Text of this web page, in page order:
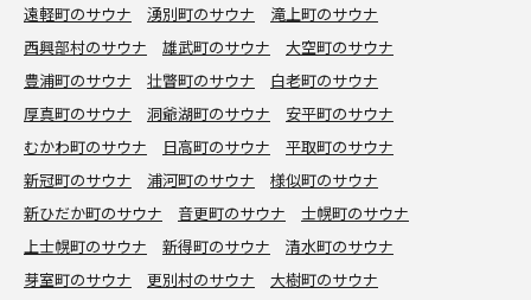
遠軽町のサウナ
湧別町のサウナ
滝上町のサウナ
西興部村のサウナ
雄武町のサウナ
大空町のサウナ
豊浦町のサウナ
壮瞥町のサウナ
白老町のサウナ
厚真町のサウナ
洞爺湖町のサウナ
安平町のサウナ
むかわ町のサウナ
日高町のサウナ
平取町のサウナ
新冠町のサウナ
浦河町のサウナ
様似町のサウナ
新ひだか町のサウナ
音更町のサウナ
士幌町のサウナ
上士幌町のサウナ
新得町のサウナ
清水町のサウナ
芽室町のサウナ
更別村のサウナ
大樹町のサウナ